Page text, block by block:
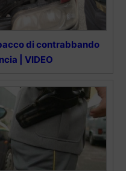
di contrabbando
| VIDEO